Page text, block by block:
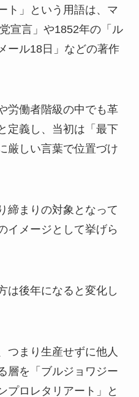
ト」という用語は、マ
宣言」や1852年の「ル
ール18日」などの著作
労働者階級の中でも革
定義し、当初は「最下
厳しい言葉で位置づけ
締まりの対象となって
イメージとして挙げら
は後年になると変化し
つまり生産せずに他人
層を「ブルジョワジー
プロレタリアート」と